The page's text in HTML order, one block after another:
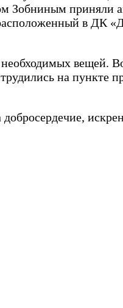
Зобниным приняли
в ДК
вещей.
на пункте